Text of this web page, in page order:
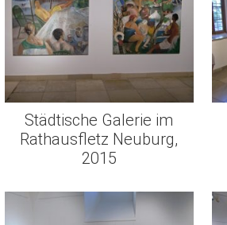
Städtische Galerie im
Rathausfletz Neuburg,
2015